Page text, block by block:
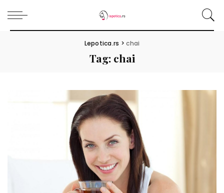
Lepotica.rs >chai
Tag: chai